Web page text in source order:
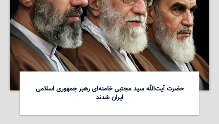
حضرت آیت‌الله سید مجتبی خامنه‌ای رهبر جمهوری اسلامی
ایران شدند